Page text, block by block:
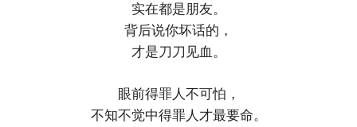
实在都是朋友。
背后说你坏话的，
才是刀刀见血。
眼前得罪人不可怕，
不知不觉中得罪人才最要命。